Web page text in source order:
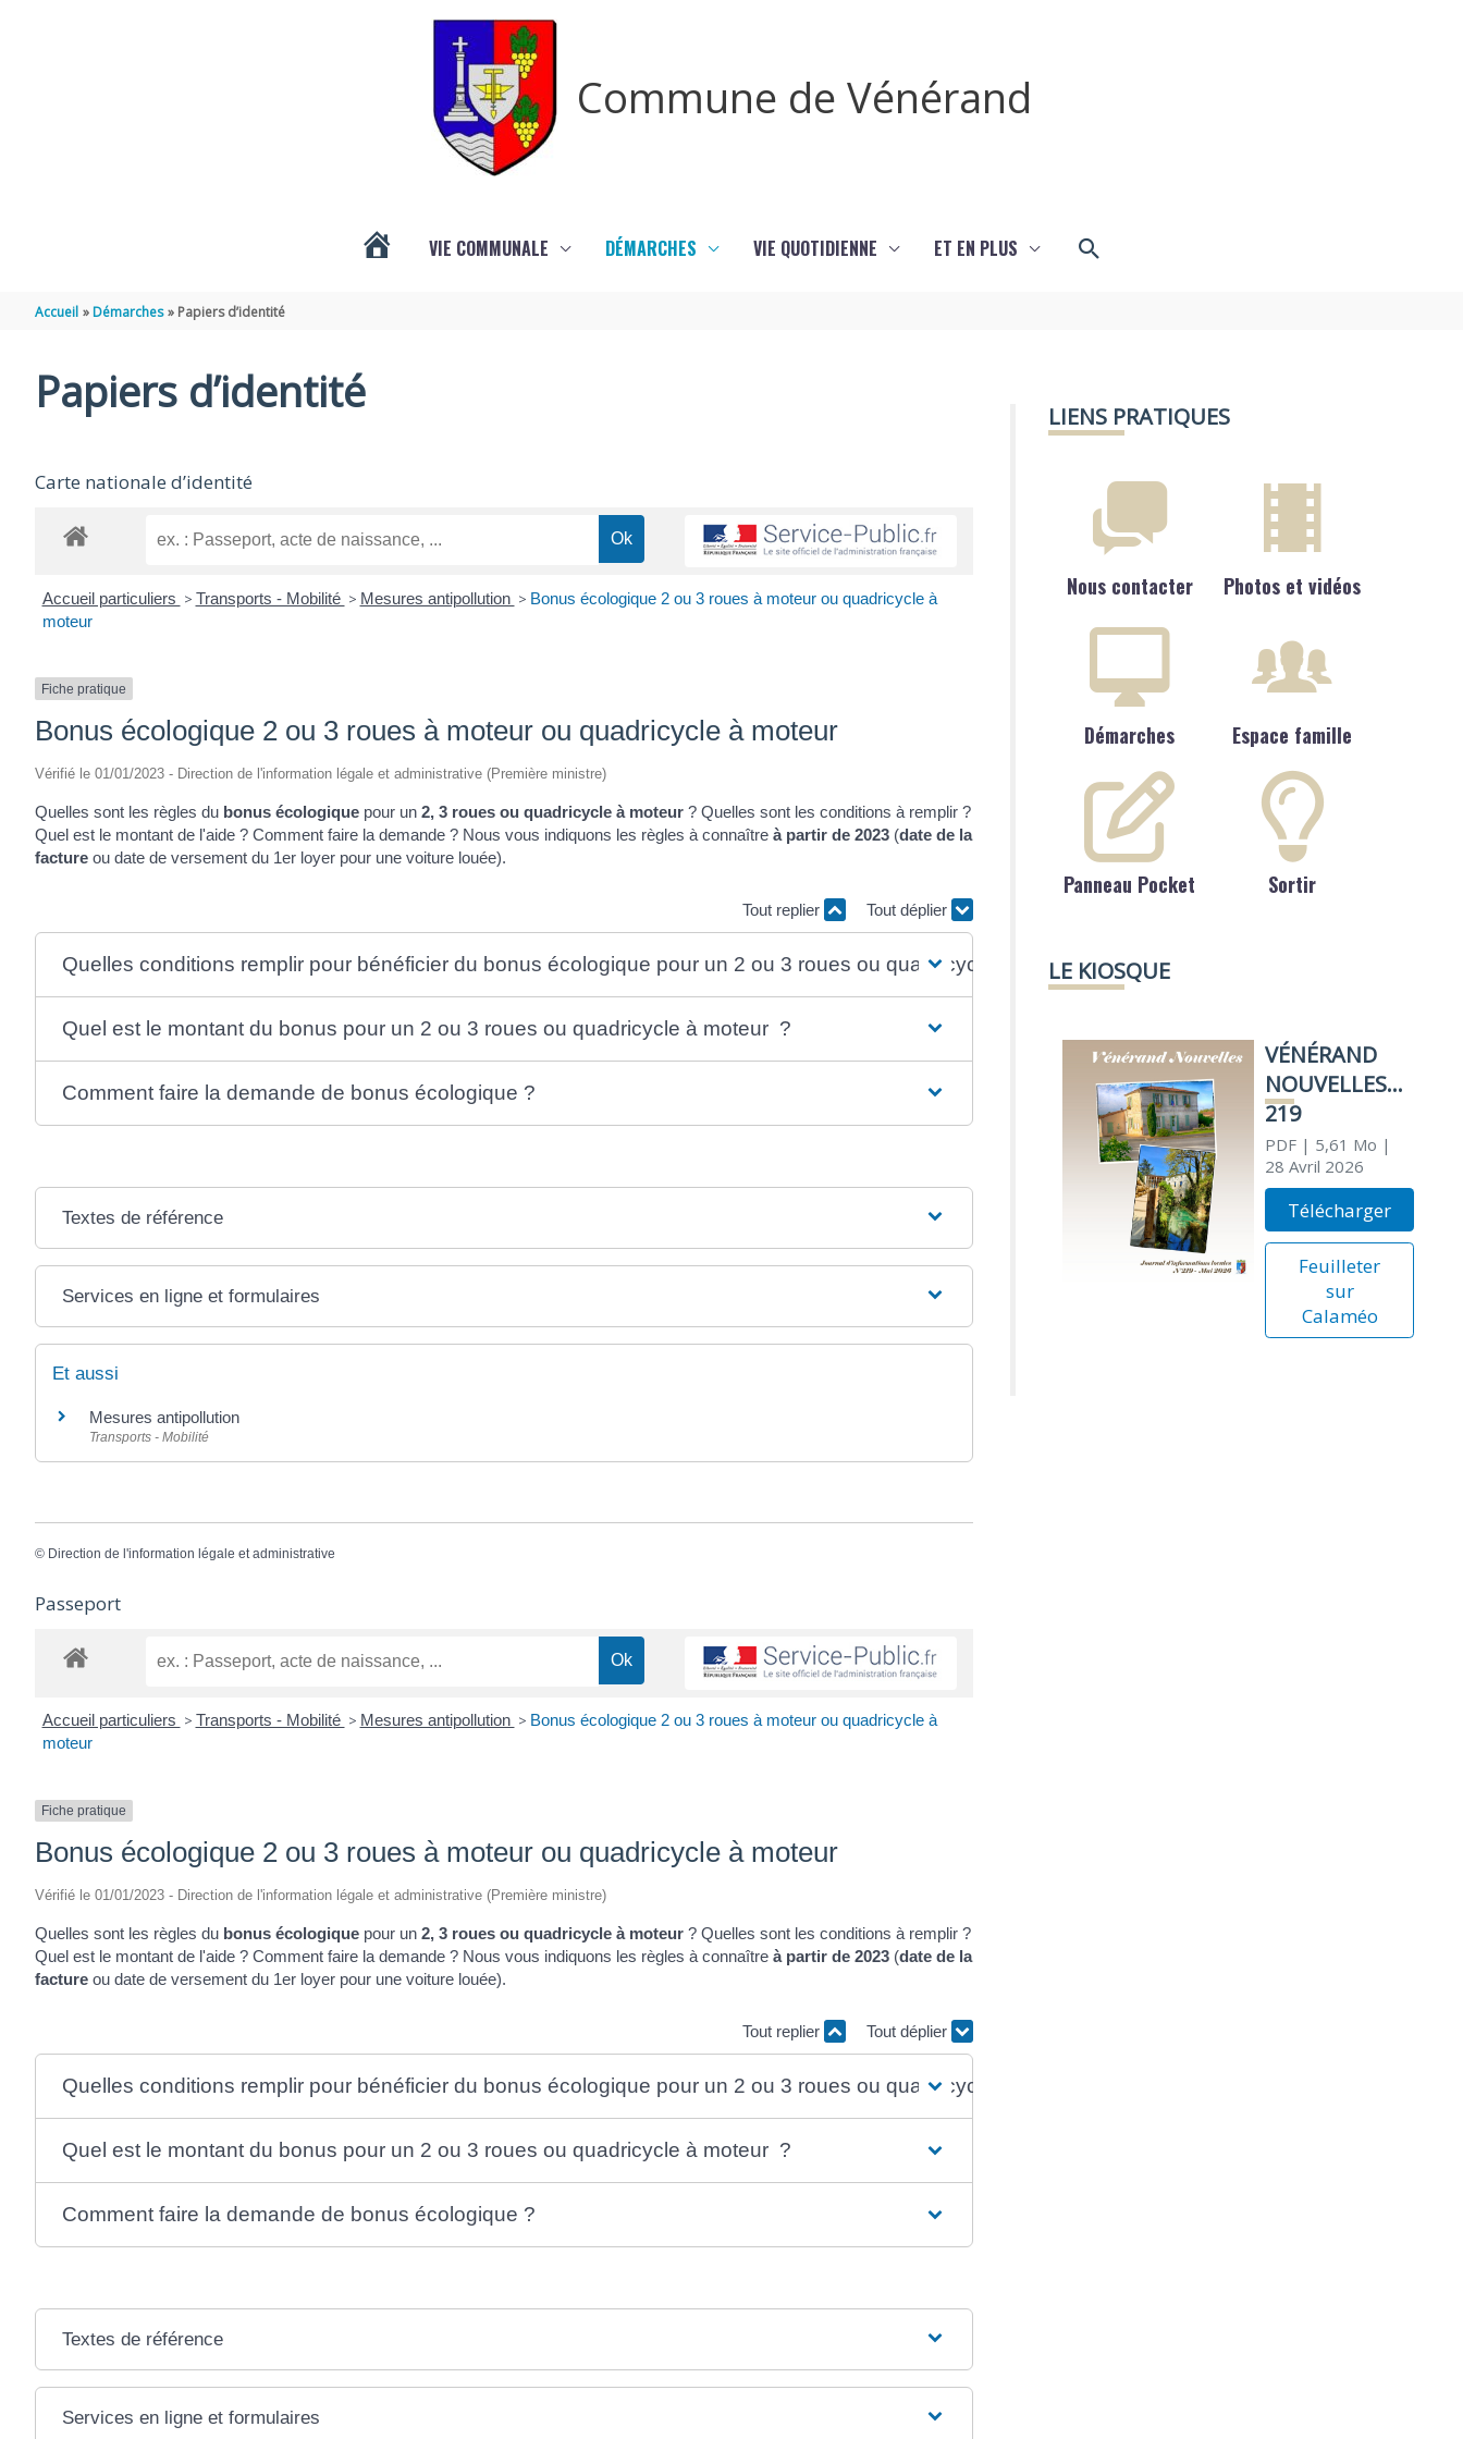
Commune de Vénérand
VIE COMMUNALE DÉMARCHES VIE QUOTIDIENNE ET EN PLUS Rechercher
Accueil Démarches Papiers d’identité
Papiers d’identité
Carte nationale d’identité
Accueil particuliers > Transports - Mobilité > Mesures antipollution > Bonus écologique 2 ou 3 roues à moteur ou quadricycle à
moteur
Fiche pratique
Bonus écologique 2 ou 3 roues à moteur ou quadricycle à moteur
Vérifié le 01/01/2023 - Direction de l'information légale et administrative (Première ministre)
Quelles sont les règles du bonus écologique pour un 2, 3 roues ou quadricycle à moteur ? Quelles sont les conditions à remplir ?
Quel est le montant de l'aide ? Comment faire la demande ? Nous vous indiquons les règles à connaître à partir de 2023 (date de la
facture ou date de versement du 1er loyer pour une voiture louée).
Tout replier Tout déplier
Quelles conditions remplir pour bénéficier du bonus écologique pour un 2 ou 3 roues ou quadricycle à moteur ?
Quel est le montant du bonus pour un 2 ou 3 roues ou quadricycle à moteur ?
Comment faire la demande de bonus écologique ?
Textes de référence
Services en ligne et formulaires
Et aussi
Mesures antipollution
Transports - Mobilité
© Direction de l'information légale et administrative
Passeport
Accueil particuliers > Transports - Mobilité > Mesures antipollution > Bonus écologique 2 ou 3 roues à moteur ou quadricycle à
moteur
Fiche pratique
Bonus écologique 2 ou 3 roues à moteur ou quadricycle à moteur
Vérifié le 01/01/2023 - Direction de l'information légale et administrative (Première ministre)
Quelles sont les règles du bonus écologique pour un 2, 3 roues ou quadricycle à moteur ? Quelles sont les conditions à remplir ?
Quel est le montant de l'aide ? Comment faire la demande ? Nous vous indiquons les règles à connaître à partir de 2023 (date de la
facture ou date de versement du 1er loyer pour une voiture louée).
Tout replier Tout déplier
Quelles conditions remplir pour bénéficier du bonus écologique pour un 2 ou 3 roues ou quadricycle à moteur ?
Quel est le montant du bonus pour un 2 ou 3 roues ou quadricycle à moteur ?
Comment faire la demande de bonus écologique ?
Textes de référence
Services en ligne et formulaires
LIENS PRATIQUES
Nous contacter Photos et vidéos
Démarches Espace famille
Panneau Pocket Sortir
LE KIOSQUE
VÉNÉRAND
NOUVELLES
219
PDF| 5,61 Mo |
28 Avril 2026
Télécharger
Feuilleter
sur
Calaméo